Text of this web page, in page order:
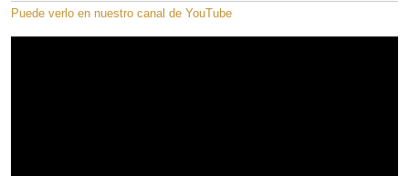
Puede verlo en nuestro canal de YouTube